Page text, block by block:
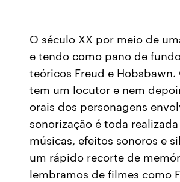
O século XX por meio de
e tendo como pano de
teóricos Freud e Hobsbawn.
tem um locutor e nem
orais dos personagens
sonorização é toda
músicas, efeitos sonoros e
um rápido recorte de
lembramos de filmes como